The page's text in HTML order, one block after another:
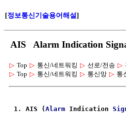
[정보통신기술용어해설]
AIS Alarm Indication
▷ Top ▷ 통신/네트워킹 ▷ 선로/전송 ▷
▷ Top ▷ 통신/네트워킹 ▷ 통신망 ▷ 통
1. AIS (Alarm Indication